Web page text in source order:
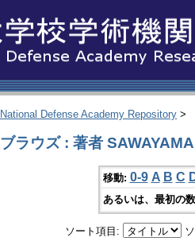
National Defense Academy Repository >
ブラウズ : 著者
移動: 0-9 A B C
あるいは、最初の
ソート項目: